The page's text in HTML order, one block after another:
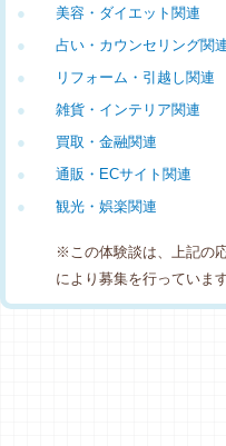
美容・ダイエット関連
●
占い・カウンセリング関
●
リフォーム・引越し関連
●
雑貨・インテリア関連
●
買取・金融関連
●
通販・ECサイト関連
●
観光・娯楽関連
●
※この体験談は、上記の
により募集を行っています